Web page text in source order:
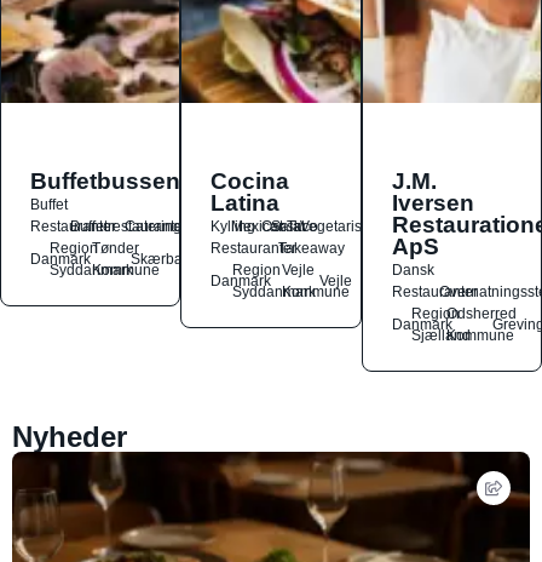
Buffetbussen
Buffet
Restauranter
Buffetrestauranter
Catering
Danmark
Region
Syddanmark
Tønder
Kommune
Skærbæk
Cocina
Latina
Kylling
Mexicansk
OstSalat
TacoVegetarisk
RestauranterTakeaway
Danmark
Region
Syddanmark
Vejle
Kommune
Vejle
J.M.
Iversen
ApS
Dansk
Restauranter
Danmark
Region
Sjælland
Odsherred
Kommune
Nyheder